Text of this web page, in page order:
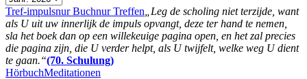
Tref-impulsnur Buchnur Treffen „Leg de scholing niet terzijde, want
als U uit uw innerlijk de impuls opvangt, deze ter hand te nemen,
sla het boek dan op een willekeuige pagina open, en het zal precies
die pagina zijn, die U verder helpt, als U twijfelt, welke weg U dient
te gaan.“(70. Schulung)
HörbuchMeditationen